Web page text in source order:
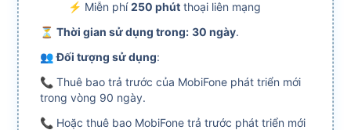
⚡ Miễn phí250 phútthoại liên mạng
⏳ Thời gian sử dụng trong: 30 ngày.
👥Đối tượng sử dụng:
📞 Thuê bao trả trước của MobiFone phát triển mới
trong vòng 90 ngày.
📞 Hoặc thuê bao MobiFone trả trước phát triển mới